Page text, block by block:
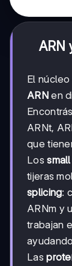
ARN
El
ARNen
ARNt,
que
Los
tijeras
splicing:
ARNm y
trabajan
Las